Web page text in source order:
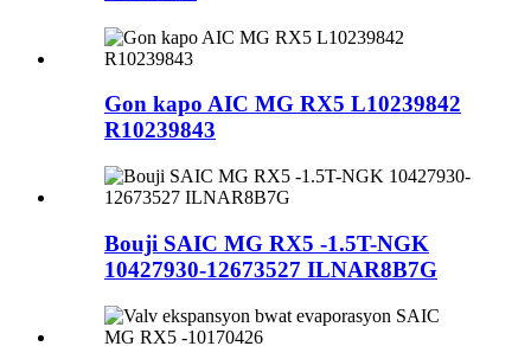
Gon kapo AIC MG RX5 L10239842
R10239843
Bouji SAIC MG RX5 -1.5T-NGK
10427930-12673527 ILNAR8B7G